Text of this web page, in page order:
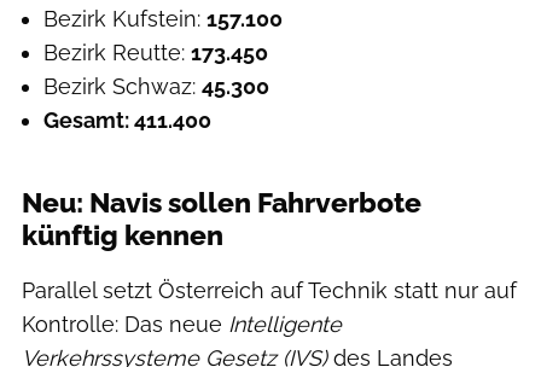
Bezirk Kufstein: 157.100
Bezirk Reutte: 173.450
Bezirk Schwaz: 45.300
Gesamt: 411.400
Neu: Navis sollen Fahrverbote
künftig kennen
Parallel setzt Österreich auf Technik statt nur auf
Kontrolle: Das neue Intelligente
Verkehrssysteme Gesetz (IVS)des Landes